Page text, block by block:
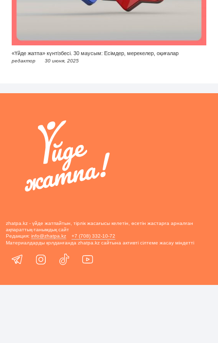
«Үйде жатпа» күнтізбесі. 30 маусым: Есімдер, мерекелер, оқиғалар
редактор 30 июня, 2025
zhatpa.kz - үйде жатпайтын, тірлік жасағысы келетін, өсетін жастарға арналған
ақпараттық-танымдық сайт
Редакция: info@zhatpa.kz
+7 (708) 332-10-72
Материалдарды қолданғанда zhatpa.kz сайтына активті сілтеме жасау міндетті